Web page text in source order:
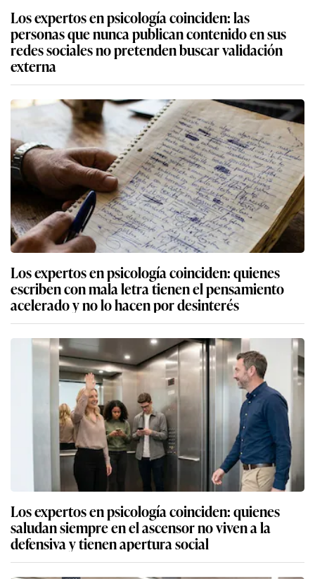
Los expertos en psicología coinciden: las
personas que nunca publican contenido en sus
redes sociales no pretenden buscar validación
externa
Los expertos en psicología coinciden: quienes
escriben con mala letra tienen el pensamiento
acelerado y no lo hacen por desinterés
Los expertos en psicología coinciden: quienes
saludan siempre en el ascensor no viven a la
defensiva y tienen apertura social